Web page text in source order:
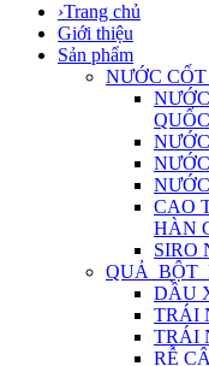
›Trang chủ
Giới thiệu
Sản phẩm
NƯỚC
QUỐC
CAO
HÀN
SIRO
DẦU
TRÁI
TRÁI
RỄ